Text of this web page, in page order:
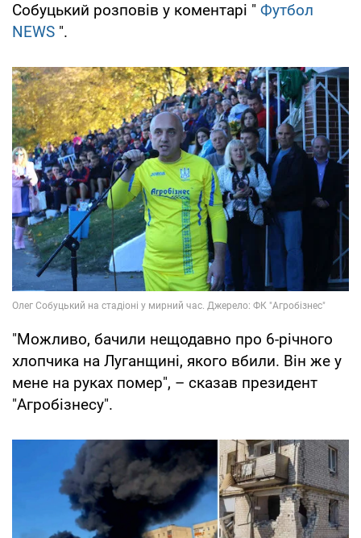
Собуцький розповів у коментарі " Футбол
NEWS ".
"Можливо, бачили нещодавно про 6-річного
хлопчика на Луганщині, якого вбили. Він же у
мене на руках помер", – сказав президент
"Агробізнесу".